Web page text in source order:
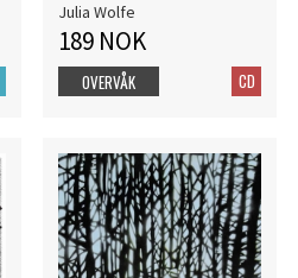
Julia Wolfe
189 NOK
CD
OVERVÅK